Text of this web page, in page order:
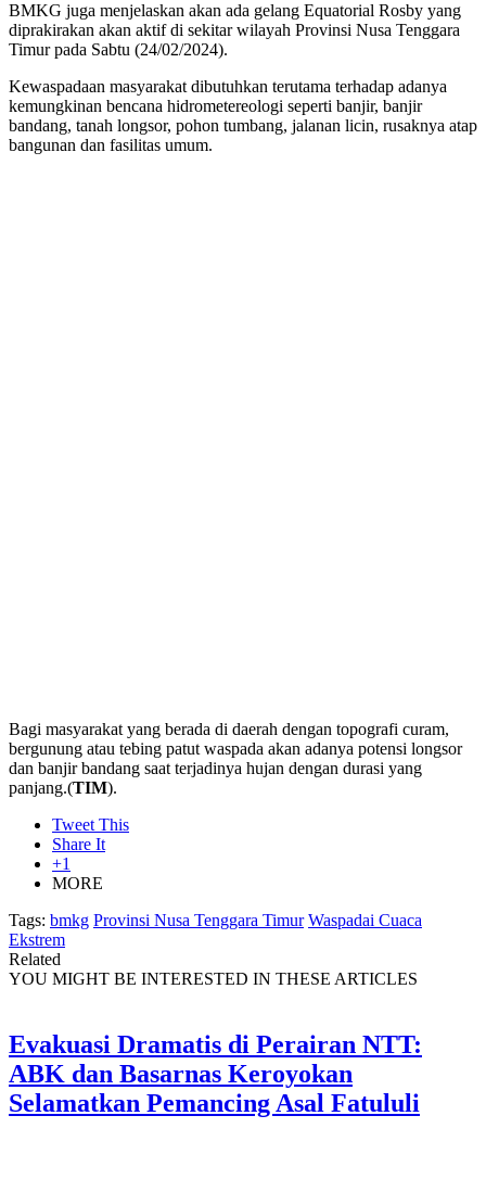
BMKG juga menjelaskan akan ada gelang Equatorial Rosby yang
diprakirakan akan aktif di sekitar wilayah Provinsi Nusa Tenggara
Timur pada Sabtu (24/02/2024).
Kewaspadaan masyarakat dibutuhkan terutama terhadap adanya
kemungkinan bencana hidrometereologi seperti banjir, banjir
bandang, tanah longsor, pohon tumbang, jalanan licin, rusaknya atap
bangunan dan fasilitas umum.
Bagi masyarakat yang berada di daerah dengan topografi curam,
bergunung atau tebing patut waspada akan adanya potensi longsor
dan banjir bandang saat terjadinya hujan dengan durasi yang
panjang.(TIM).
Tweet This
Share It
+1
MORE
Tags: bmkg Provinsi Nusa Tenggara Timur Waspadai Cuaca
Ekstrem
Related
YOU MIGHT BE INTERESTED IN THESE ARTICLES
Evakuasi Dramatis di Perairan NTT:
ABK dan Basarnas Keroyokan
Selamatkan Pemancing Asal Fatululi